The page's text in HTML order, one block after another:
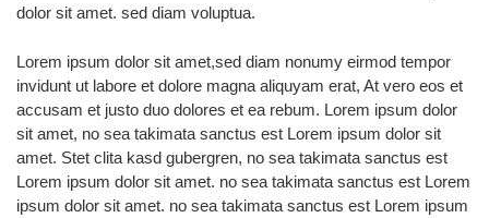
dolor sit amet. sed diam voluptua.
Lorem ipsum dolor sit amet,sed diam nonumy eirmod tempor
invidunt ut labore et dolore magna aliquyam erat, At vero eos et
accusam et justo duo dolores et ea rebum. Lorem ipsum dolor
sit amet, no sea takimata sanctus est Lorem ipsum dolor sit
amet. Stet clita kasd gubergren, no sea takimata sanctus est
Lorem ipsum dolor sit amet. no sea takimata sanctus est Lorem
ipsum dolor sit amet. no sea takimata sanctus est Lorem ipsum